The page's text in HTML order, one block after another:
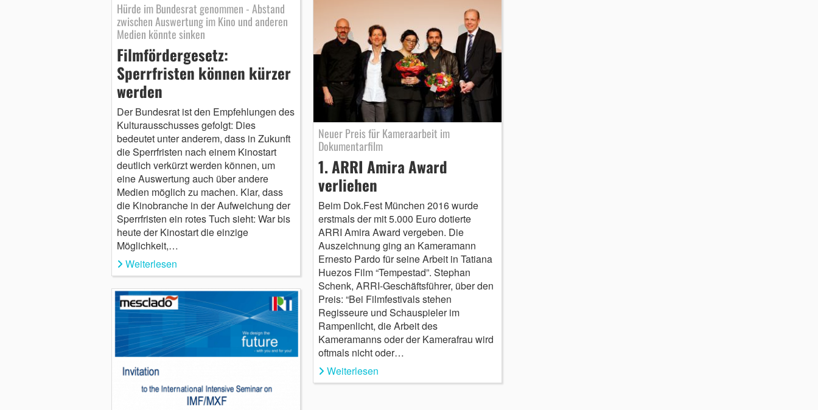
Hürde im Bundesrat genommen - Abstand
zwischen Auswertung im Kino und anderen
Medien könnte sinken
Filmfördergesetz:
Sperrfristen können kürzer
werden
Der Bundesrat ist den Empfehlungen des
Kulturausschusses gefolgt: Dies
bedeutet unter anderem, dass in Zukunft
die Sperrfristen nach einem Kinostart
deutlich verkürzt werden können, um
eine Auswertung auch über andere
Medien möglich zu machen. Klar, dass
die Kinobranche in der Aufweichung der
Sperrfristen ein rotes Tuch sieht: War bis
heute der Kinostart die einzige
Möglichkeit,…
Weiterlesen
Neuer Preis für Kameraarbeit im
Dokumentarfilm
1. ARRI Amira Award
verliehen
Beim Dok.Fest München 2016 wurde
erstmals der mit 5.000 Euro dotierte
ARRI Amira Award vergeben. Die
Auszeichnung ging an Kameramann
Ernesto Pardo für seine Arbeit in Tatiana
Huezos Film “Tempestad”. Stephan
Schenk, ARRI-Geschäftsführer, über den
Preis: “Bei Filmfestivals stehen
Regisseure und Schauspieler im
Rampenlicht, die Arbeit des
Kameramanns oder der Kamerafrau wird
oftmals nicht oder…
Weiterlesen